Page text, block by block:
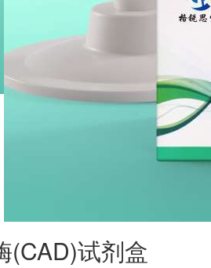
(CAD)试剂盒